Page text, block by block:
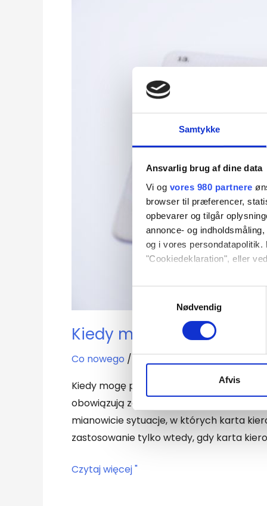
Samtykke
Ansvarlig brug af dine data
Vi og vores 980 partnere
browser til præferencer,
opbevarer og tilgår
annonce- og
og i vores
"Cookiedeklaration", eller
Dine valg anvendes på hele
vores trafik. Vi deler også
Nødvendig
Afvis
Kiedy można prowadzić
Co nowego /Camilla
Kiedy mogę prowadzić pojazd bez karty
obowiązują zasady dotyczące
mianowicie sytuacje, w których karta
zastosowanie tylko wtedy, gdy karta
Czytaj więcej "